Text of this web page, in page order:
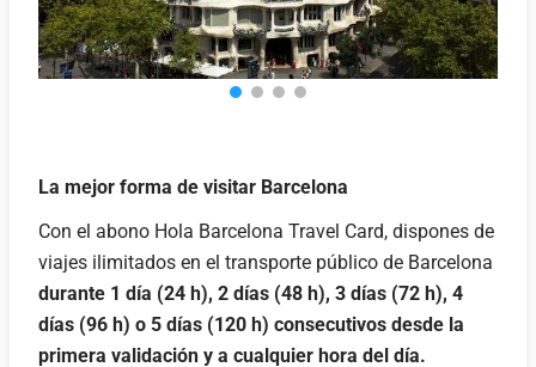
La mejor forma de visitar Barcelona
Con el abono Hola Barcelona Travel Card, dispones de
viajes ilimitados en el transporte público de Barcelona
durante 1 día (24 h), 2 días (48 h), 3 días (72 h), 4
días (96 h) o 5 días (120 h) consecutivos desde la
primera validación y a cualquier hora del día.